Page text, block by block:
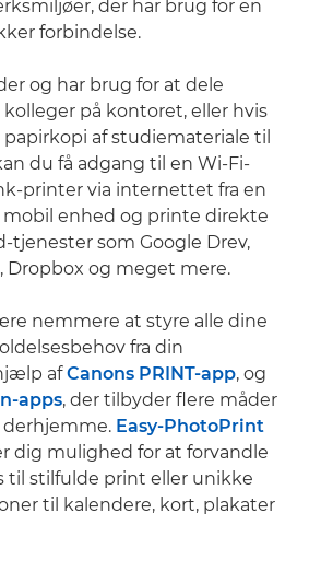
der har brug for en
forbindelse.
og har brug for at dele
på kontoret, eller hvis
af studiemateriale til
du få adgang til en Wi-Fi-
printer via internettet fra en
enhed og printe direkte
tjenester som Google Drev,
Dropbox og meget mere.
nemmere at styre alle dine
fra din
afCanons PRINT-app, og
apps, der tilbyder flere måder
Easy-PhotoPrint
dig mulighed for at forvandle
til stilfulde print eller unikke
til kalendere, kort, plakater